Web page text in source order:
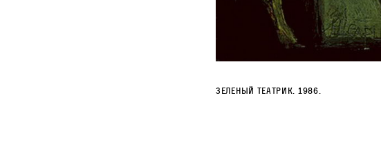
Зеленый театрик. 1986.